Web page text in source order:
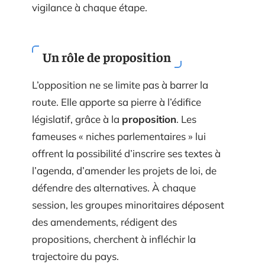
vigilance à chaque étape.
Un rôle de proposition
L’opposition ne se limite pas à barrer la
route. Elle apporte sa pierre à l’édifice
législatif, grâce à la proposition. Les
fameuses « niches parlementaires » lui
offrent la possibilité d’inscrire ses textes à
l’agenda, d’amender les projets de loi, de
défendre des alternatives. À chaque
session, les groupes minoritaires déposent
des amendements, rédigent des
propositions, cherchent à infléchir la
trajectoire du pays.